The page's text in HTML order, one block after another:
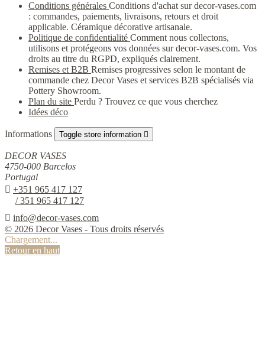
Conditions générales Conditions d'achat sur decor-vases.com
: commandes, paiements, livraisons, retours et droit
applicable. Céramique décorative artisanale.
Politique de confidentialité Comment nous collectons,
utilisons et protégeons vos données sur decor-vases.com. Vos
droits au titre du RGPD, expliqués clairement.
Remises et B2B Remises progressives selon le montant de
commande chez Decor Vases et services B2B spécialisés via
Pottery Showroom.
Plan du site Perdu ? Trouvez ce que vous cherchez
Idées déco
Informations Toggle store information 
DECOR VASES
4750-000 Barcelos
Portugal
 +351 965 417 127
/ 351 965 417 127
 info@decor-vases.com
© 2026 Decor Vases - Tous droits réservés
Chargement...
Retour en haut